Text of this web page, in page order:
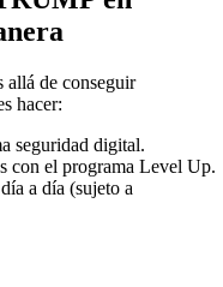
de conseguir
hacer:
seguridad digital.
con el programa Level Up.
a día (sujeto a